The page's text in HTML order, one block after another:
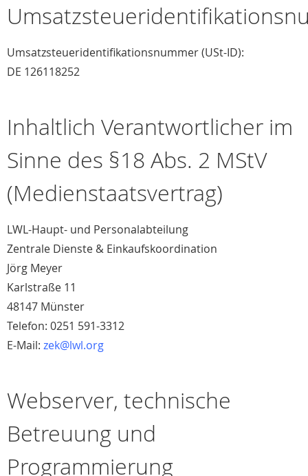
Umsatzsteueridentifikationsnummer (USt-ID):
DE 126118252
Inhaltlich Verantwortlicher im
Sinne des §18 Abs. 2 MStV
(Medienstaatsvertrag)
LWL-Haupt- und Personalabteilung
Zentrale Dienste & Einkaufskoordination
Jörg Meyer
Karlstraße 11
48147 Münster
Telefon: 0251 591-3312
E-Mail: zek@lwl.org
Webserver, technische
Betreuung und
Programmierung